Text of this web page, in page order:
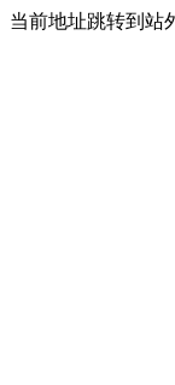
当前地址跳转到站